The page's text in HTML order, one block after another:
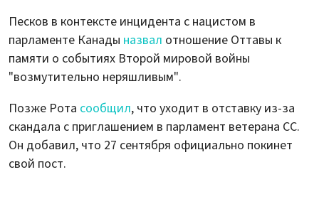
Песков в контексте инцидента с нацистом в
парламенте Канады назвал отношение Оттавы к
памяти о событиях Второй мировой войны
"возмутительно неряшливым".
Позже Рота сообщил, что уходит в отставку из-за
скандала с приглашением в парламент ветерана СС.
Он добавил, что 27 сентября официально покинет
свой пост.